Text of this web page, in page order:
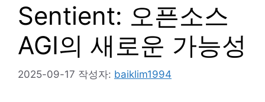
Sentient: 오픈소스
AGI의 새로운 가능성
2025-09-17 작성자: baiklim1994